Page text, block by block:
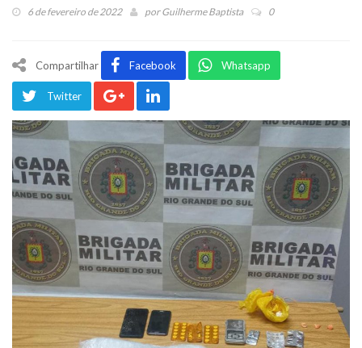
6 de fevereiro de 2022 porGuilherme Baptista 0
Compartilhar Facebook Whatsapp
Twitter